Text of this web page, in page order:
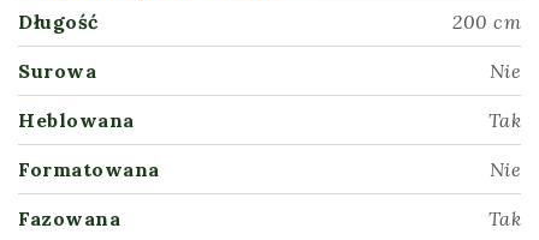
Długość 200 cm
Surowa Nie
Heblowana Tak
Formatowana Nie
Fazowana Tak